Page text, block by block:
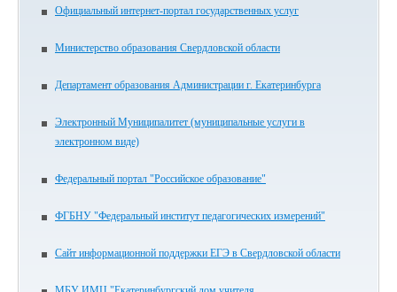
Официальный интернет-портал государственных услуг
Министерство образования Свердловской области
Департамент образования Администрации г. Екатеринбурга
Электронный Муниципалитет (муниципальные услуги в
электронном виде)
Федеральный портал "Российское образование"
ФГБНУ "Федеральный институт педагогических измерений"
Сайт информационной поддержки ЕГЭ в Свердловской области